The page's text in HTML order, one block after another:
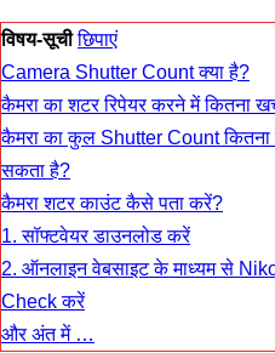
विषय-सूचीछिपाएं
Camera Shutter Count क्या है?
कैमरा का शटर रिपेयर करने में कितना
कैमरा का कुल Shutter Count कितना
सकता है?
कैमरा शटर काउंट कैसे पता करें?
1. सॉफ्टवेयर डाउनलोड करें
2. ऑनलाइन वेबसाइट के माध्यम से
Check करें
और अंत में …